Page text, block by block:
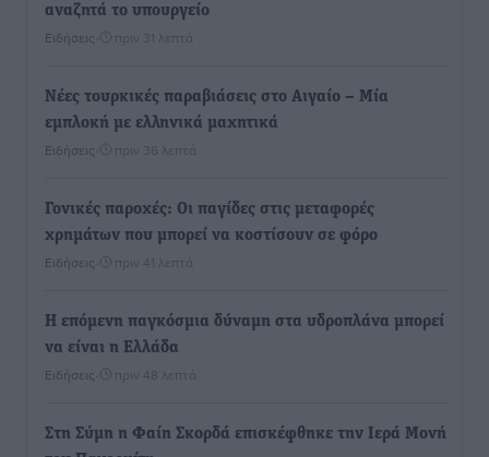
αναζητά το υπουργείο
Ειδήσεις πριν 31 λεπτά
Νέες τουρκικές παραβιάσεις στο Αιγαίο – Μία
εμπλοκή με ελληνικά μαχητικά
Ειδήσεις πριν 36 λεπτά
Γονικές παροχές: Οι παγίδες στις μεταφορές
χρημάτων που μπορεί να κοστίσουν σε φόρο
Ειδήσεις πριν 41 λεπτά
Η επόμενη παγκόσμια δύναμη στα υδροπλάνα μπορεί
να είναι η Ελλάδα
Ειδήσεις πριν 48 λεπτά
Στη Σύμη η Φαίη Σκορδά επισκέφθηκε την Ιερά Μονή